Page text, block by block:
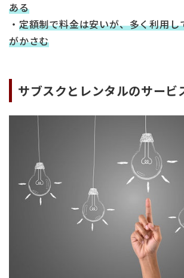
ある
・ 定額制で料金は安いが、多く利用し
がかさむ
サブスクとレンタルのサービ